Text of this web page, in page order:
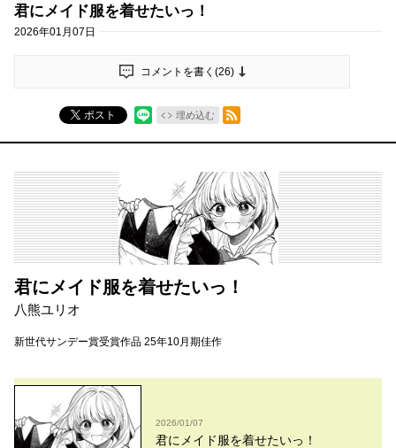
君にメイド服を着せたいっ！
2026年01月07日
コメントを書く(26)
ポスト 埋め込む
RSSフィード
君にメイド服を着せたいっ！
八熊ユリオ
新世代サンデー賞受賞作品 25年10月期佳作
2026/01/07
君にメイド服を着せたいっ！